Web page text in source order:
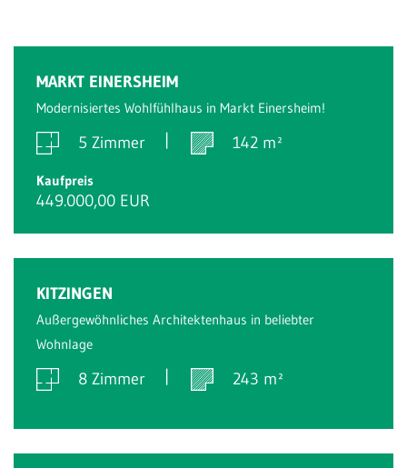
MARKT EINERSHEIM
Modernisiertes Wohlfühlhaus in Markt Einersheim!
5 Zimmer 142 m²
Kaufpreis
449.000,00 EUR
KITZINGEN
Außergewöhnliches Architektenhaus in beliebter
Wohnlage
8 Zimmer 243 m²